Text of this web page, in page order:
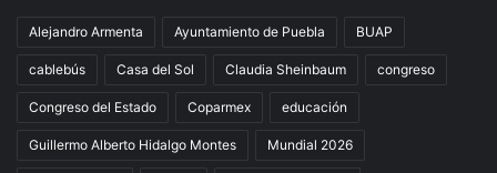
Alejandro Armenta Ayuntamiento de Puebla BUAP
cablebús Casa del Sol Claudia Sheinbaum congreso
Congreso del Estado Coparmex educación
Guillermo Alberto Hidalgo Montes Mundial 2026